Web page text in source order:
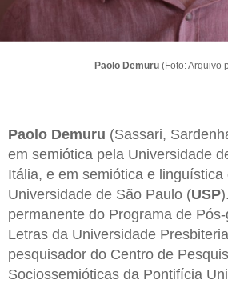
Paolo Demuru (Foto: Arquivo
Paolo Demuru (Sassari,
em semiótica pela Universidade
Itália, e em semiótica e linguística
Universidade de São Paulo (USP
permanente do Programa de
Letras da Universidade
pesquisador do Centro de
Sociossemióticas da Pontifícia